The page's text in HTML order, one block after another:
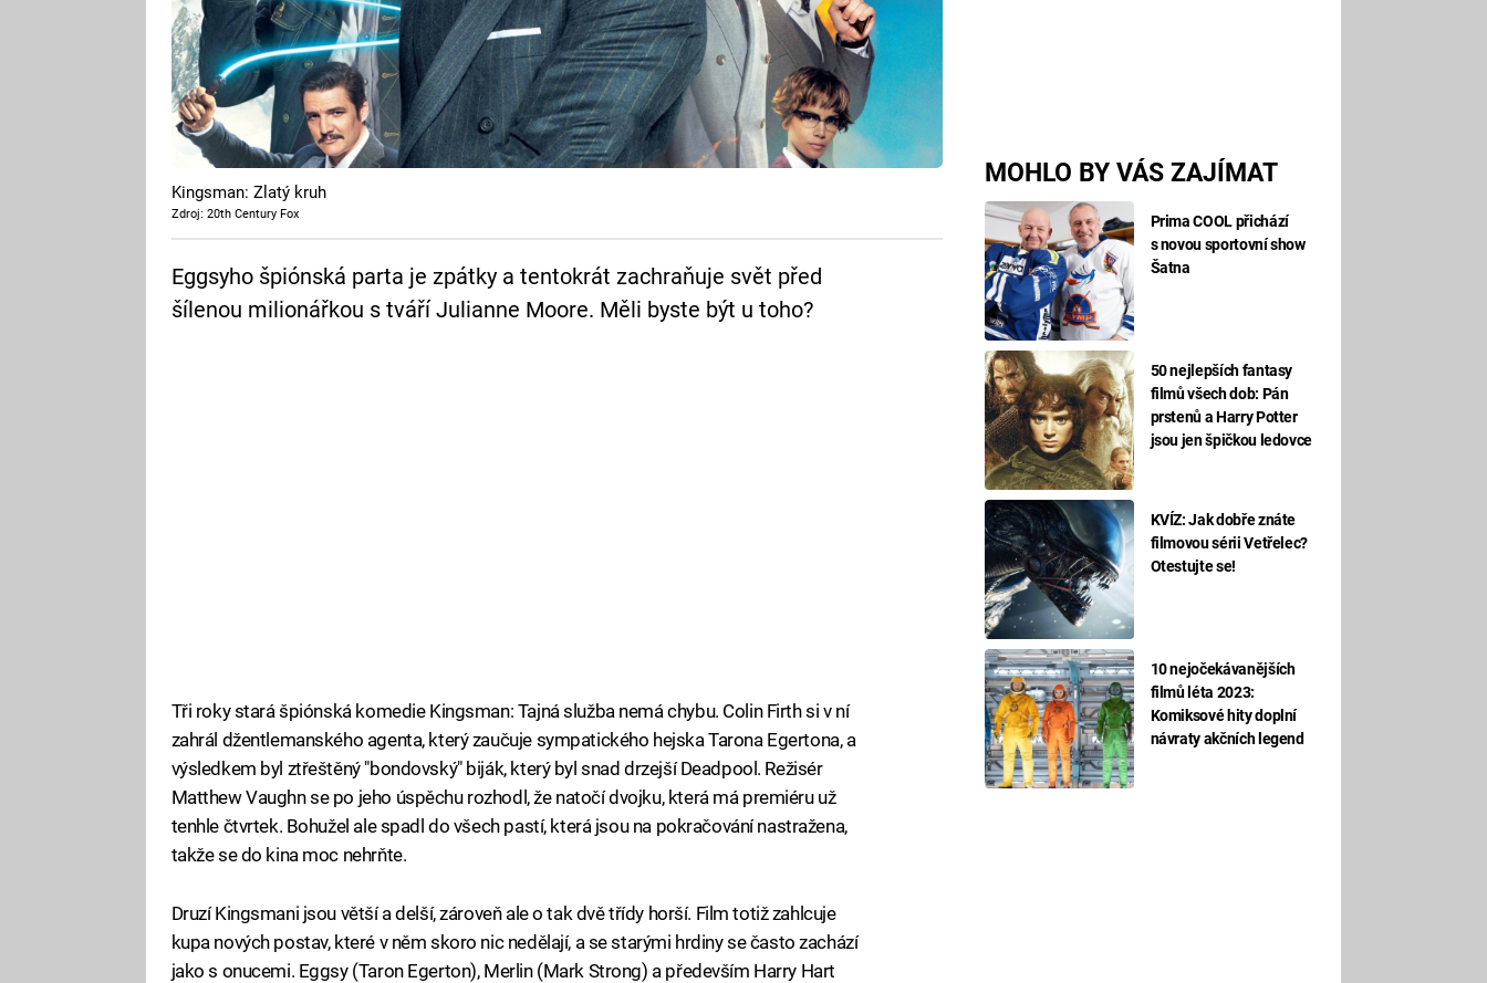
MOHLO BY VÁS ZAJÍMAT
Prima COOL přichází
s novou sportovní show
Šatna
50 nejlepších fantasy
filmů všech dob: Pán
prstenů a Harry Potter
jsou jen špičkou ledovce
KVÍZ: Jak dobře znáte
filmovou sérii Vetřelec?
Otestujte se!
10 nejočekávanějších
filmů léta 2023:
Komiksové hity doplní
návraty akčních legend
Kingsman: Zlatý kruh
Zdroj: 20th Century Fox
Eggsyho špiónská parta je zpátky a tentokrát zachraňuje svět před
šílenou milionářkou s tváří Julianne Moore. Měli byste být u toho?
Tři roky stará špiónská komedie Kingsman: Tajná služba nemá chybu. Colin Firth si v ní
zahrál džentlemanského agenta, který zaučuje sympatického hejska Tarona Egertona, a
výsledkem byl ztřeštěný "bondovský" biják, který byl snad drzejší Deadpool. Režisér
Matthew Vaughn se po jeho úspěchu rozhodl, že natočí dvojku, která má premiéru už
tenhle čtvrtek. Bohužel ale spadl do všech pastí, která jsou na pokračování nastražena,
takže se do kina moc nehrňte.
Druzí Kingsmani jsou větší a delší, zároveň ale o tak dvě třídy horší. Film totiž zahlcuje
kupa nových postav, které v něm skoro nic nedělají, a se starými hrdiny se často zachází
jako s onucemi. Eggsy (Taron Egerton), Merlin (Mark Strong) a především Harry Hart